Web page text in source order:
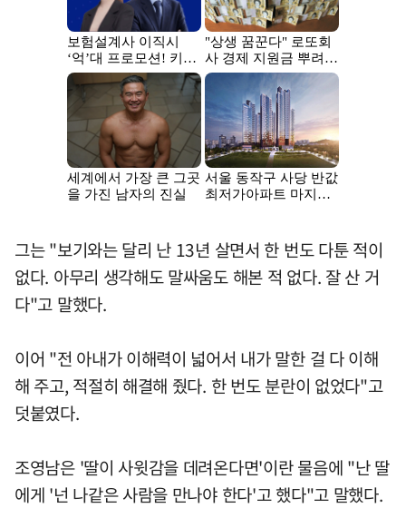
그는 "보기와는 달리 난 13년 살면서 한 번도 다툰 적이
없다. 아무리 생각해도 말싸움도 해본 적 없다. 잘 산 거
다"고 말했다.
이어 "전 아내가 이해력이 넓어서 내가 말한 걸 다 이해
해 주고, 적절히 해결해 줬다. 한 번도 분란이 없었다"고
덧붙였다.
조영남은 '딸이 사윗감을 데려온다면'이란 물음에 "난 딸
에게 '넌 나같은 사람을 만나야 한다'고 했다"고 말했다.